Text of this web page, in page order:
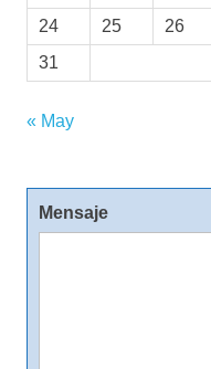
24
25 26
31
« May
Mensaje